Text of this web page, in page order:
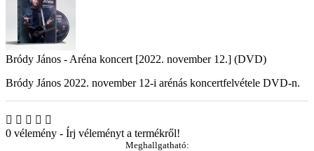
Bródy János - Aréna koncert [2022. november 12.] (DVD)
Bródy János 2022. november 12-i arénás koncertfelvétele DVD-n.
0 vélemény - Írj véleményt a termékről!
Meghallgatható: